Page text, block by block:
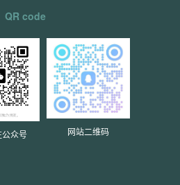
QR code
众号 网站二维码